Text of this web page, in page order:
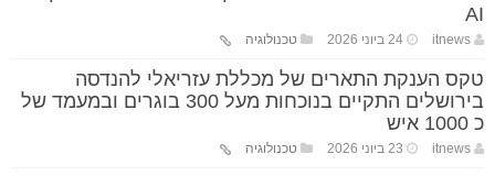
AI
itnews 24 ביוני 2026 טכנולוגיה
טקס הענקת התארים של מכללת עזריאלי להנדסה
בירושלים התקיים בנוכחות מעל 300 בוגרים ובמעמד של
כ 1000 איש
itnews 23 ביוני 2026 טכנולוגיה